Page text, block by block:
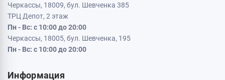
Черкассы, 18009, бул. Шевченка 385
ТРЦ Депот, 2 этаж
Пн - Вс: с 10:00 до 20:00
Черкассы, 18005, бул. Шевченка, 195
Пн - Вс: с 10:00 до 20:00
Информация